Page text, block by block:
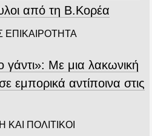
από τη Β.Κορέα
ΕΠΙΚΑΙΡΟΤΗΤΑ
Με μια λακωνική
εμπορικά αντίποινα στις
ΚΑΙ ΠΟΛΙΤΙΚΟΙ